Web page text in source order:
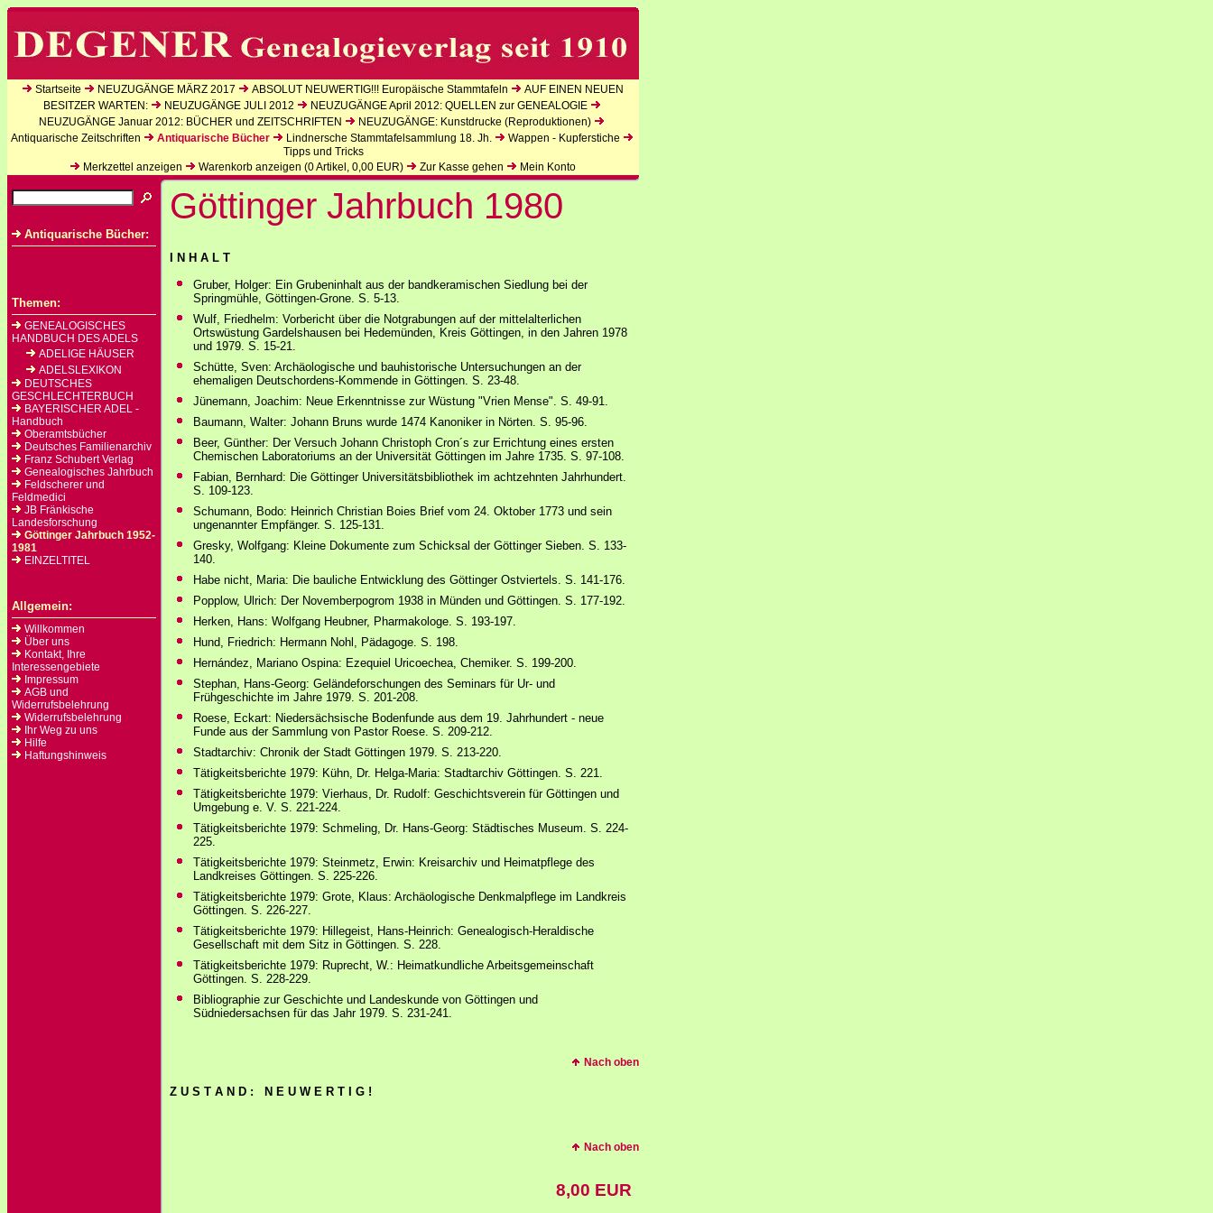
Startseite NEUZUGÄNGE MÄRZ 2017 ABSOLUT NEUWERTIG!!! Europäische Stammtafeln
AUF EINEN NEUEN
BESITZER WARTEN:
NEUZUGÄNGE JULI 2012
NEUZUGÄNGE April 2012: QUELLEN zur GENEALOGIE
NEUZUGÄNGE Januar 2012: BÜCHER und ZEITSCHRIFTEN
NEUZUGÄNGE: Kunstdrucke (Reproduktionen)
Antiquarische Zeitschriften
Antiquarische Bücher Lindnersche Stammtafelsammlung 18. Jh.
Wappen - Kupferstiche
Tipps und Tricks
Merkzettel anzeigen
Warenkorb anzeigen (0Artikel, 0,00 EUR) Zur Kasse gehen Mein Konto
Antiquarische Bücher:
Themen:
GENEALOGISCHES
HANDBUCH DES ADELS
ADELIGE HÄUSER
ADELSLEXIKON
DEUTSCHES
GESCHLECHTERBUCH
BAYERISCHER ADEL -
Handbuch
Oberamtsbücher
Deutsches Familienarchiv
Franz Schubert Verlag
Genealogisches Jahrbuch
Feldscherer und
Feldmedici
JB Fränkische
Landesforschung
Göttinger Jahrbuch 1952-
1981
EINZELTITEL
Allgemein:
Willkommen
Über uns
Kontakt, Ihre
Interessengebiete
Impressum
AGB und
Widerrufsbelehrung
Widerrufsbelehrung
Ihr Weg zu uns
Hilfe
Haftungshinweis
Göttinger Jahrbuch 1980
I N H A L T
Gruber, Holger: Ein Grubeninhalt aus der bandkeramischen Siedlung bei der
Springmühle, Göttingen-Grone. S. 5-13.
Wulf, Friedhelm: Vorbericht über die Notgrabungen auf der mittelalterlichen
Ortswüstung Gardelshausen bei Hedemünden, Kreis Göttingen, in den Jahren 1978
und 1979. S. 15-21.
Schütte, Sven: Archäologische und bauhistorische Untersuchungen an der
ehemaligen Deutschordens-Kommende in Göttingen. S. 23-48.
Jünemann, Joachim: Neue Erkenntnisse zur Wüstung "Vrien Mense". S. 49-91.
Baumann, Walter: Johann Bruns wurde 1474 Kanoniker in Nörten. S. 95-96.
Beer, Günther: Der Versuch Johann Christoph Cron´s zur Errichtung eines ersten
Chemischen Laboratoriums an der Universität Göttingen im Jahre 1735. S. 97-108.
Fabian, Bernhard: Die Göttinger Universitätsbibliothek im achtzehnten Jahrhundert.
S. 109-123.
Schumann, Bodo: Heinrich Christian Boies Brief vom 24. Oktober 1773 und sein
ungenannter Empfänger. S. 125-131.
Gresky, Wolfgang: Kleine Dokumente zum Schicksal der Göttinger Sieben. S. 133-
140.
Habe nicht, Maria: Die bauliche Entwicklung des Göttinger Ostviertels. S. 141-176.
Popplow, Ulrich: Der Novemberpogrom 1938 in Münden und Göttingen. S. 177-192.
Herken, Hans: Wolfgang Heubner, Pharmakologe. S. 193-197.
Hund, Friedrich: Hermann Nohl, Pädagoge. S. 198.
Hernández, Mariano Ospina: Ezequiel Uricoechea, Chemiker. S. 199-200.
Stephan, Hans-Georg: Geländeforschungen des Seminars für Ur- und
Frühgeschichte im Jahre 1979. S. 201-208.
Roese, Eckart: Niedersächsische Bodenfunde aus dem 19. Jahrhundert - neue
Funde aus der Sammlung von Pastor Roese. S. 209-212.
Stadtarchiv: Chronik der Stadt Göttingen 1979. S. 213-220.
Tätigkeitsberichte 1979: Kühn, Dr. Helga-Maria: Stadtarchiv Göttingen. S. 221.
Tätigkeitsberichte 1979: Vierhaus, Dr. Rudolf: Geschichtsverein für Göttingen und
Umgebung e. V. S. 221-224.
Tätigkeitsberichte 1979: Schmeling, Dr. Hans-Georg: Städtisches Museum. S. 224-
225.
Tätigkeitsberichte 1979: Steinmetz, Erwin: Kreisarchiv und Heimatpflege des
Landkreises Göttingen. S. 225-226.
Tätigkeitsberichte 1979: Grote, Klaus: Archäologische Denkmalpflege im Landkreis
Göttingen. S. 226-227.
Tätigkeitsberichte 1979: Hillegeist, Hans-Heinrich: Genealogisch-Heraldische
Gesellschaft mit dem Sitz in Göttingen. S. 228.
Tätigkeitsberichte 1979: Ruprecht, W.: Heimatkundliche Arbeitsgemeinschaft
Göttingen. S. 228-229.
Bibliographie zur Geschichte und Landeskunde von Göttingen und
Südniedersachsen für das Jahr 1979. S. 231-241.
Nach oben
Z U S T A N D : N E U W E R T I G !
Nach oben
8,00 EUR